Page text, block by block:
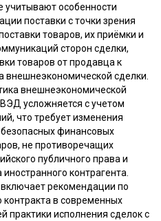
учитывают особенности
поставки с точки зрения
товаров, их приёмки и
сторон сделки,
товаров от продавца к
внешнеэкономической сделки.
внешнеэкономической
усложняется с учетом
что требует изменения
финансовых
не противоречащих
публичного права и
контрагента.
рекомендации по
в современных
практики исполнения сделок с